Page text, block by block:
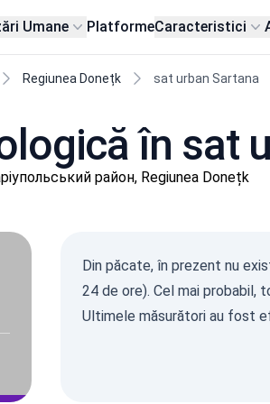
Umane PlatformeCaracteristici
Regiunea Donețk sat urban Sartana
în sat
район, Regiunea Donețk
Din păcate, în prezent nu
24 de ore). Cel mai probabil,
Ultimele măsurători au fost